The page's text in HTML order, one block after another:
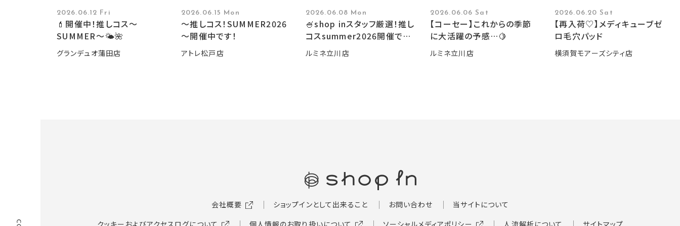
2026.06.12 Fri
💄開催中！推しコス〜
SUMMER〜🌤️🌺
グランデュオ蒲田店
2026.06.15 Mon
～推しコス！SUMMER2026
～開催中です！
アトレ松戸店
2026.06.08 Mon
🍧shop inスタッフ厳選！推し
コスsummer2026開催です
🍧
ルミネ立川店
2026.06.06 Sat
【コーセー】これからの季節
に大活躍の予感…🍋
ルミネ立川店
2026.06.20 Sat
【再入荷♡】メディキューブゼ
ロ毛穴パッド
横須賀モアーズシティ店
会社概要 ショップインとして出来ること お問い合わせ
当サイトについて